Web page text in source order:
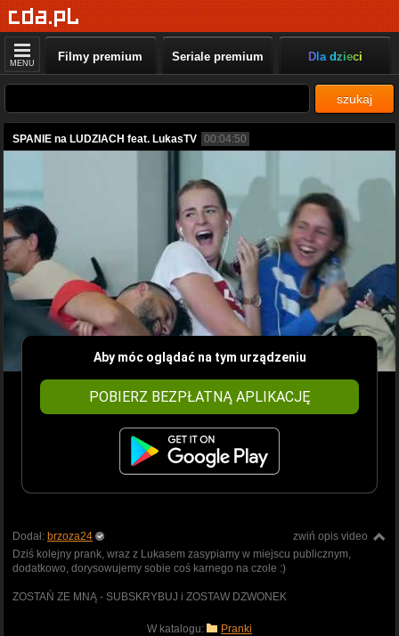
MENU Filmy premium Seriale premium Dla dzieci
szukaj
SPANIE na LUDZIACH feat. LukasTV 00:04:50
Aby móc oglądać na tym urządzeniu
POBIERZ BEZPŁATNĄ APLIKACJĘ
zwiń opis video
Dodał: brzoza24
Dziś kolejny prank, wraz z Lukasem zasypiamy w miejscu publicznym,
dodatkowo, dorysowujemy sobie coś karnego na czole :)
ZOSTAŃ ZE MNĄ - SUBSKRYBUJ i ZOSTAW DZWONEK
W katalogu: Pranki